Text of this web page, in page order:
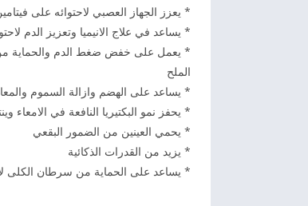
* يعزز الجهاز العصبي لاحتوائه على
* يساعد في علاج الانيميا وتعزيز الدم
* يعمل على خفض ضغط الدم والحماية من
الملح
* يساعد على الهضم وازالة السموم
* يحفز نمو البكتيريا النافعة في الامعاء
* يحمي العينين من الضمور البقعي
* يزيد من القدرات الذكائية
* يساعد على الحماية من سرطان الكلى